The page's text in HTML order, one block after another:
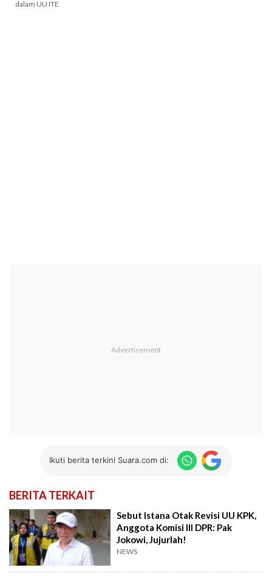
dalam UU ITE
Ikuti berita terkini Suara.com di:
BERITA TERKAIT
Sebut Istana Otak Revisi UU KPK,
Anggota Komisi III DPR: Pak
Jokowi, Jujurlah!
NEWS